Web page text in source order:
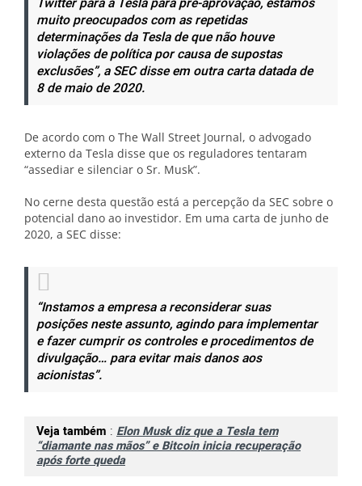
muito preocupados com as repetidas
determinações da Tesla de que não houve
violações de política por causa de supostas
exclusões”, a SEC disse em outra carta datada de
8 de maio de 2020.
De acordo com o The Wall Street Journal, o advogado
externo da Tesla disse que os reguladores tentaram
“assediar e silenciar o Sr. Musk”.
No cerne desta questão está a percepção da SEC sobre o
potencial dano ao investidor. Em uma carta de junho de
2020, a SEC disse:
“Instamos a empresa a reconsiderar suas
posições neste assunto, agindo para implementar
e fazer cumprir os controles e procedimentos de
divulgação… para evitar mais danos aos
acionistas”.
Veja também : Elon Musk diz que a Tesla tem
“diamante nas mãos” e Bitcoin inicia recuperação
após forte queda